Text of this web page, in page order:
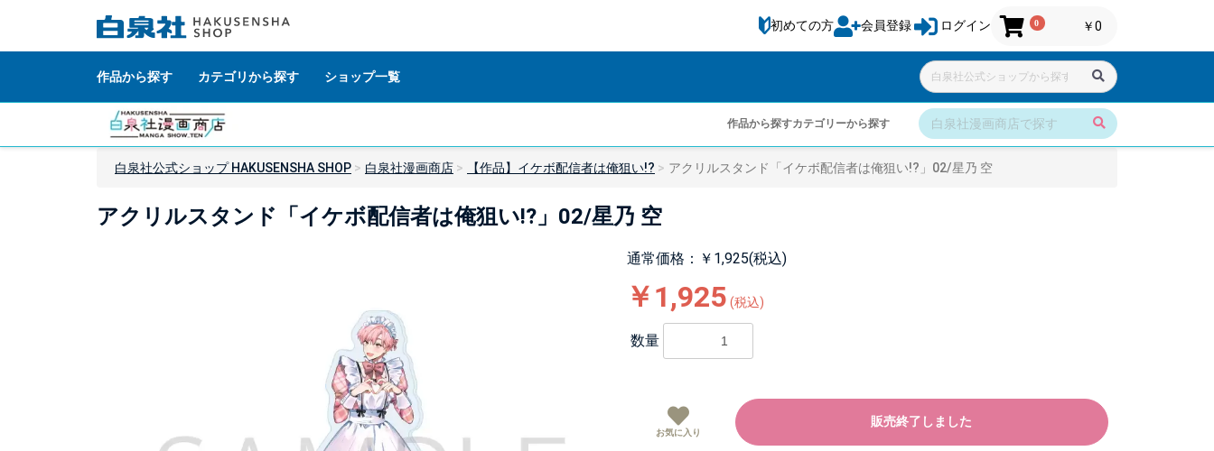
初めての方 会員登録 ログイン 0 ￥0
作品から探す カテゴリから探す ショップ一覧
作品から探すカテゴリーから探す
白泉社公式ショップ HAKUSENSHA SHOP 白泉社漫画商店 【作品】イケボ配信者は俺狙い!? アクリルスタンド「イケボ配信者は俺狙い!?」02/星乃 空
アクリルスタンド「イケボ配信者は俺狙い!?」02/星乃 空
通常価格：￥1,925(税込)
￥1,925 (税込)
お気に入り
販売終了しました
数量